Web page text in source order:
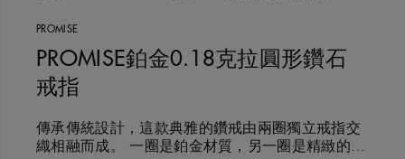
品PROMISE
PROMISE鉑金0.18克拉圓形鑽石
戒指
傳承傳統設計，這款典雅的鑽戒由兩圈獨立戒指交
織相融而成。 一圈是鉑金材質，另一圈是精緻的圓